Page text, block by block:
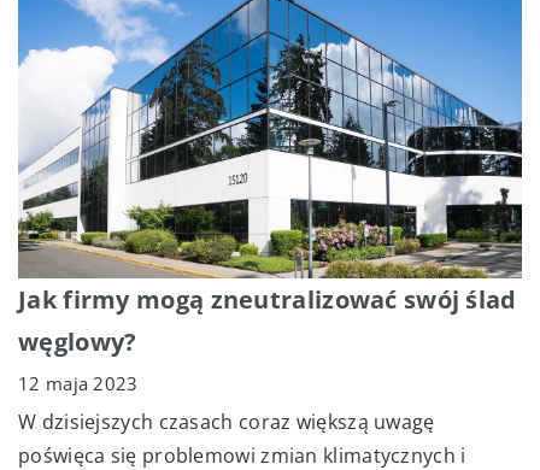
Jak firmy mogą zneutralizować swój ślad
węglowy?
12 maja 2023
W dzisiejszych czasach coraz większą uwagę
poświęca się problemowi zmian klimatycznych i